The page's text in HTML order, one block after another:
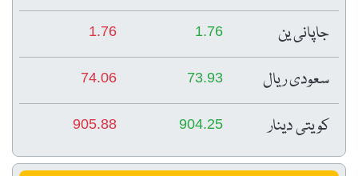
جاپانی ین 1.76
1.76
سعودی ریال 73.93
74.06
کویتی دینار 904.25
905.88